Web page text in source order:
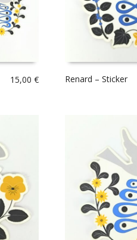
15,00 € Renard – Sticker